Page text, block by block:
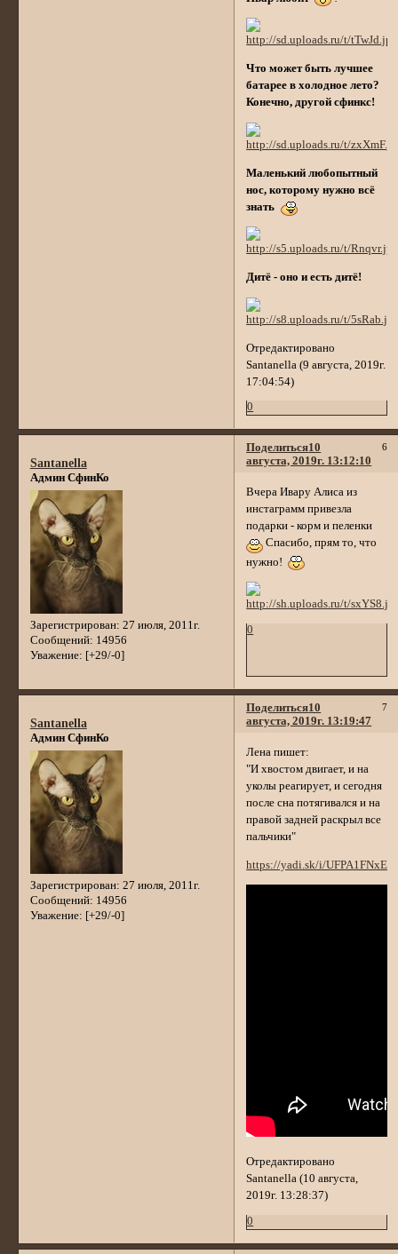
Что может быть лучшее
батарее в холодное лето?
Конечно, другой сфинкс!
Маленький любопытный
нос, которому нужно всё
знать
Дитё - оно и есть дитё!
Отредактировано
Santanella (9 августа, 2019г.
17:04:54)
0
Поделиться 6
10
августа, 2019г. 13:12:10
Santanella
Админ СфинКо
Зарегистрирован: 27 июля, 2011г.
Сообщений: 14956
Уважение: [+29/-0]
Вчера Ивару Алиса из
инстаграмм привезла
подарки - корм и пеленки
Спасибо, прям то, что
нужно!
0
Поделиться 7
10
августа, 2019г. 13:19:47
Santanella
Админ СфинКо
Зарегистрирован: 27 июля, 2011г.
Сообщений: 14956
Уважение: [+29/-0]
Лена пишет:
"И хвостом двигает, и на
уколы реагирует, и сегодня
после сна потягивался и на
правой задней раскрыл все
пальчики"
https://yadi.sk/i/
Отредактировано
Santanella (10 августа,
2019г. 13:28:37)
0